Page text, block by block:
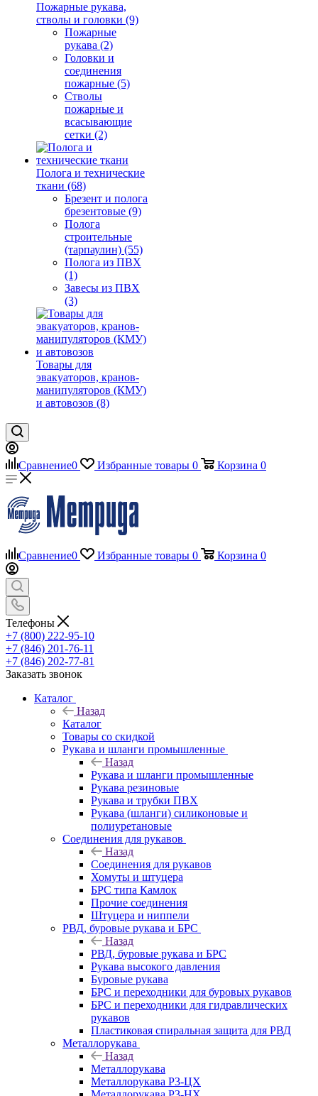
Пожарные рукава,
стволы и головки (9)
Пожарные
рукава (2)
Головки и
соединения
пожарные (5)
Стволы
пожарные и
всасывающие
сетки (2)
Полога и технические
ткани (68)
Брезент и полога
брезентовые (9)
Полога
строительные
(тарпаулин) (55)
Полога из ПВХ
(1)
Завесы из ПВХ
(3)
Товары для
эвакуаторов, кранов-
манипуляторов (КМУ)
и автовозов (8)
Сравнение0 Избранные товары 0 Корзина 0
Сравнение0 Избранные товары 0 Корзина 0
Телефоны
+7 (800) 222-95-10
+7 (846) 201-76-11
+7 (846) 202-77-81
Заказать звонок
Каталог
Назад
Каталог
Товары со скидкой
Рукава и шланги промышленные
Назад
Рукава и шланги промышленные
Рукава резиновые
Рукава и трубки ПВХ
Рукава (шланги) силиконовые и
полиуретановые
Соединения для рукавов
Назад
Соединения для рукавов
Хомуты и штуцера
БРС типа Камлок
Прочие соединения
Штуцера и ниппели
РВД, буровые рукава и БРС
Назад
РВД, буровые рукава и БРС
Рукава высокого давления
Буровые рукава
БРС и переходники для буровых рукавов
БРС и переходники для гидравлических
рукавов
Пластиковая спиральная защита для РВД
Металлорукава
Назад
Металлорукава
Металлорукава Р3-ЦХ